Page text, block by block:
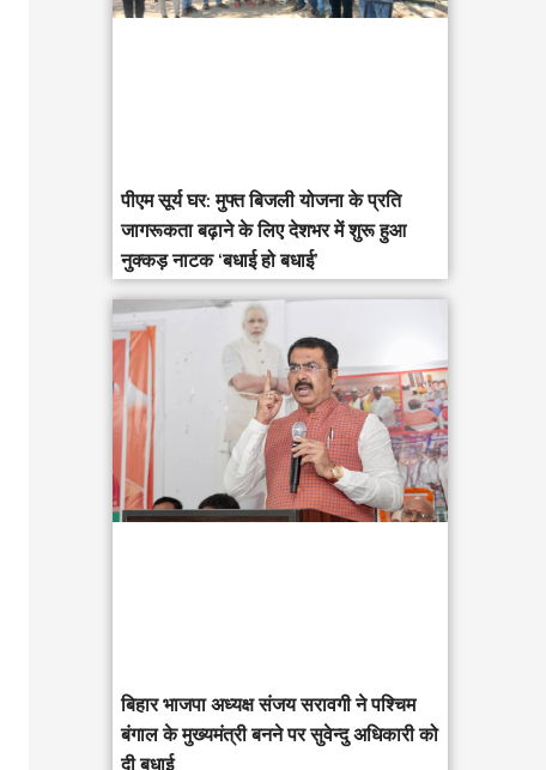
पीएम सूर्य घर: मुफ्त बिजली योजना के प्रति
जागरूकता बढ़ाने के लिए देशभर में शुरू हुआ
नुक्कड़ नाटक ‘बधाई हो बधाई’
‎बिहार भाजपा अध्यक्ष संजय सरावगी ने पश्चिम
बंगाल के मुख्यमंत्री बनने पर सुवेन्दु अधिकारी को